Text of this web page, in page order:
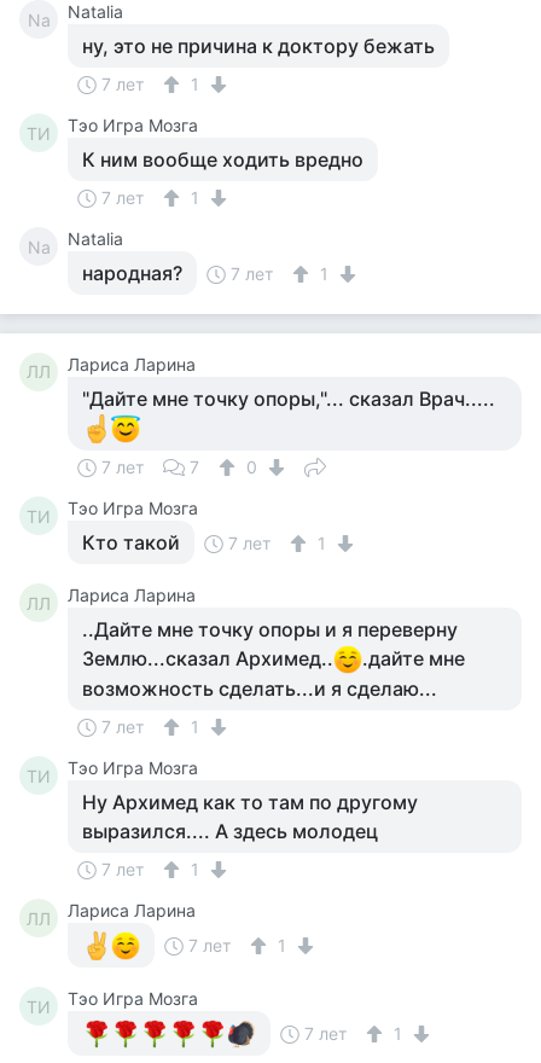
Na Natalia
ну, это не причина к доктору бежать
7 лет 1
ТИ Тэо Игра Мозга
К ним вообще ходить вредно
7 лет 1
Na Natalia
народная? 7 лет 1
ЛЛ Лариса Ларина
"Дайте мне точку опоры,"... сказал Врач.....
7 лет 7 0
ТИ Тэо Игра Мозга
Кто такой 7 лет 1
ЛЛ Лариса Ларина
..Дайте мне точку опоры и я переверну
Землю...сказал Архимед..
.дайте мне
возможность сделать...и я сделаю...
7 лет 1
ТИ Тэо Игра Мозга
Ну Архимед как то там по другому
выразился.... А здесь молодец
7 лет 1
ЛЛ
Лариса Ларина
7 лет
1
ТИ
Тэо Игра Мозга
7 лет
1